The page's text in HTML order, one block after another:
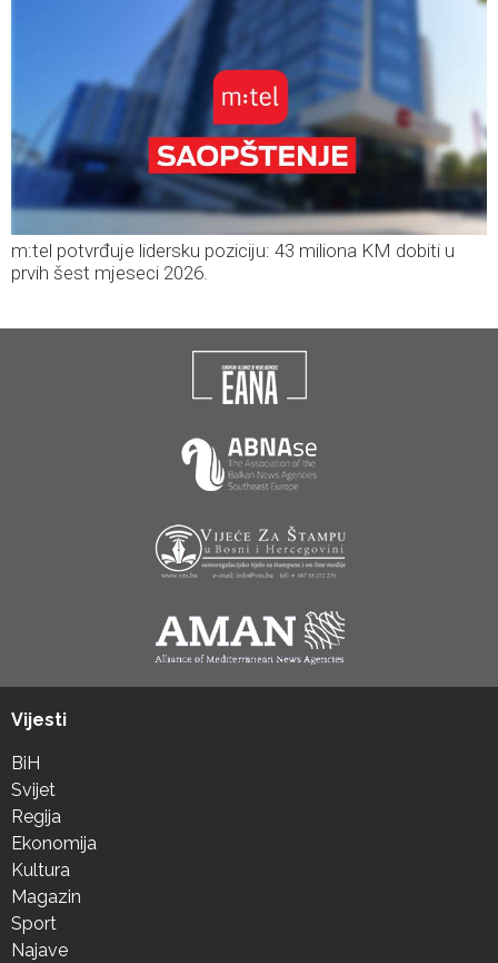
m:tel potvrđuje lidersku poziciju: 43 miliona KM dobiti u
prvih šest mjeseci 2026.
Vijesti
BiH
Svijet
Regija
Ekonomija
Kultura
Magazin
Sport
Najave